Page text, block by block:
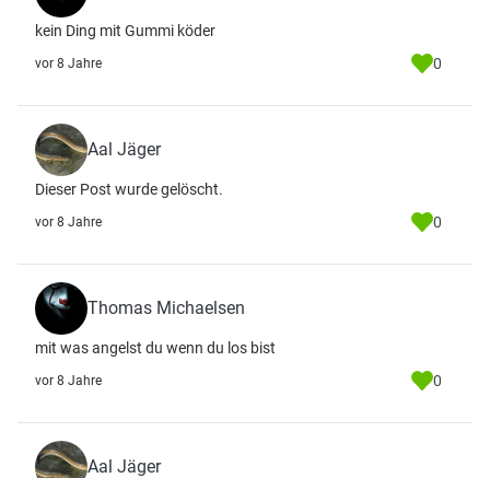
kein Ding mit Gummi köder
vor 8 Jahre 0
Aal Jäger
Dieser Post wurde gelöscht.
vor 8 Jahre 0
Thomas Michaelsen
mit was angelst du wenn du los bist
vor 8 Jahre 0
Aal Jäger